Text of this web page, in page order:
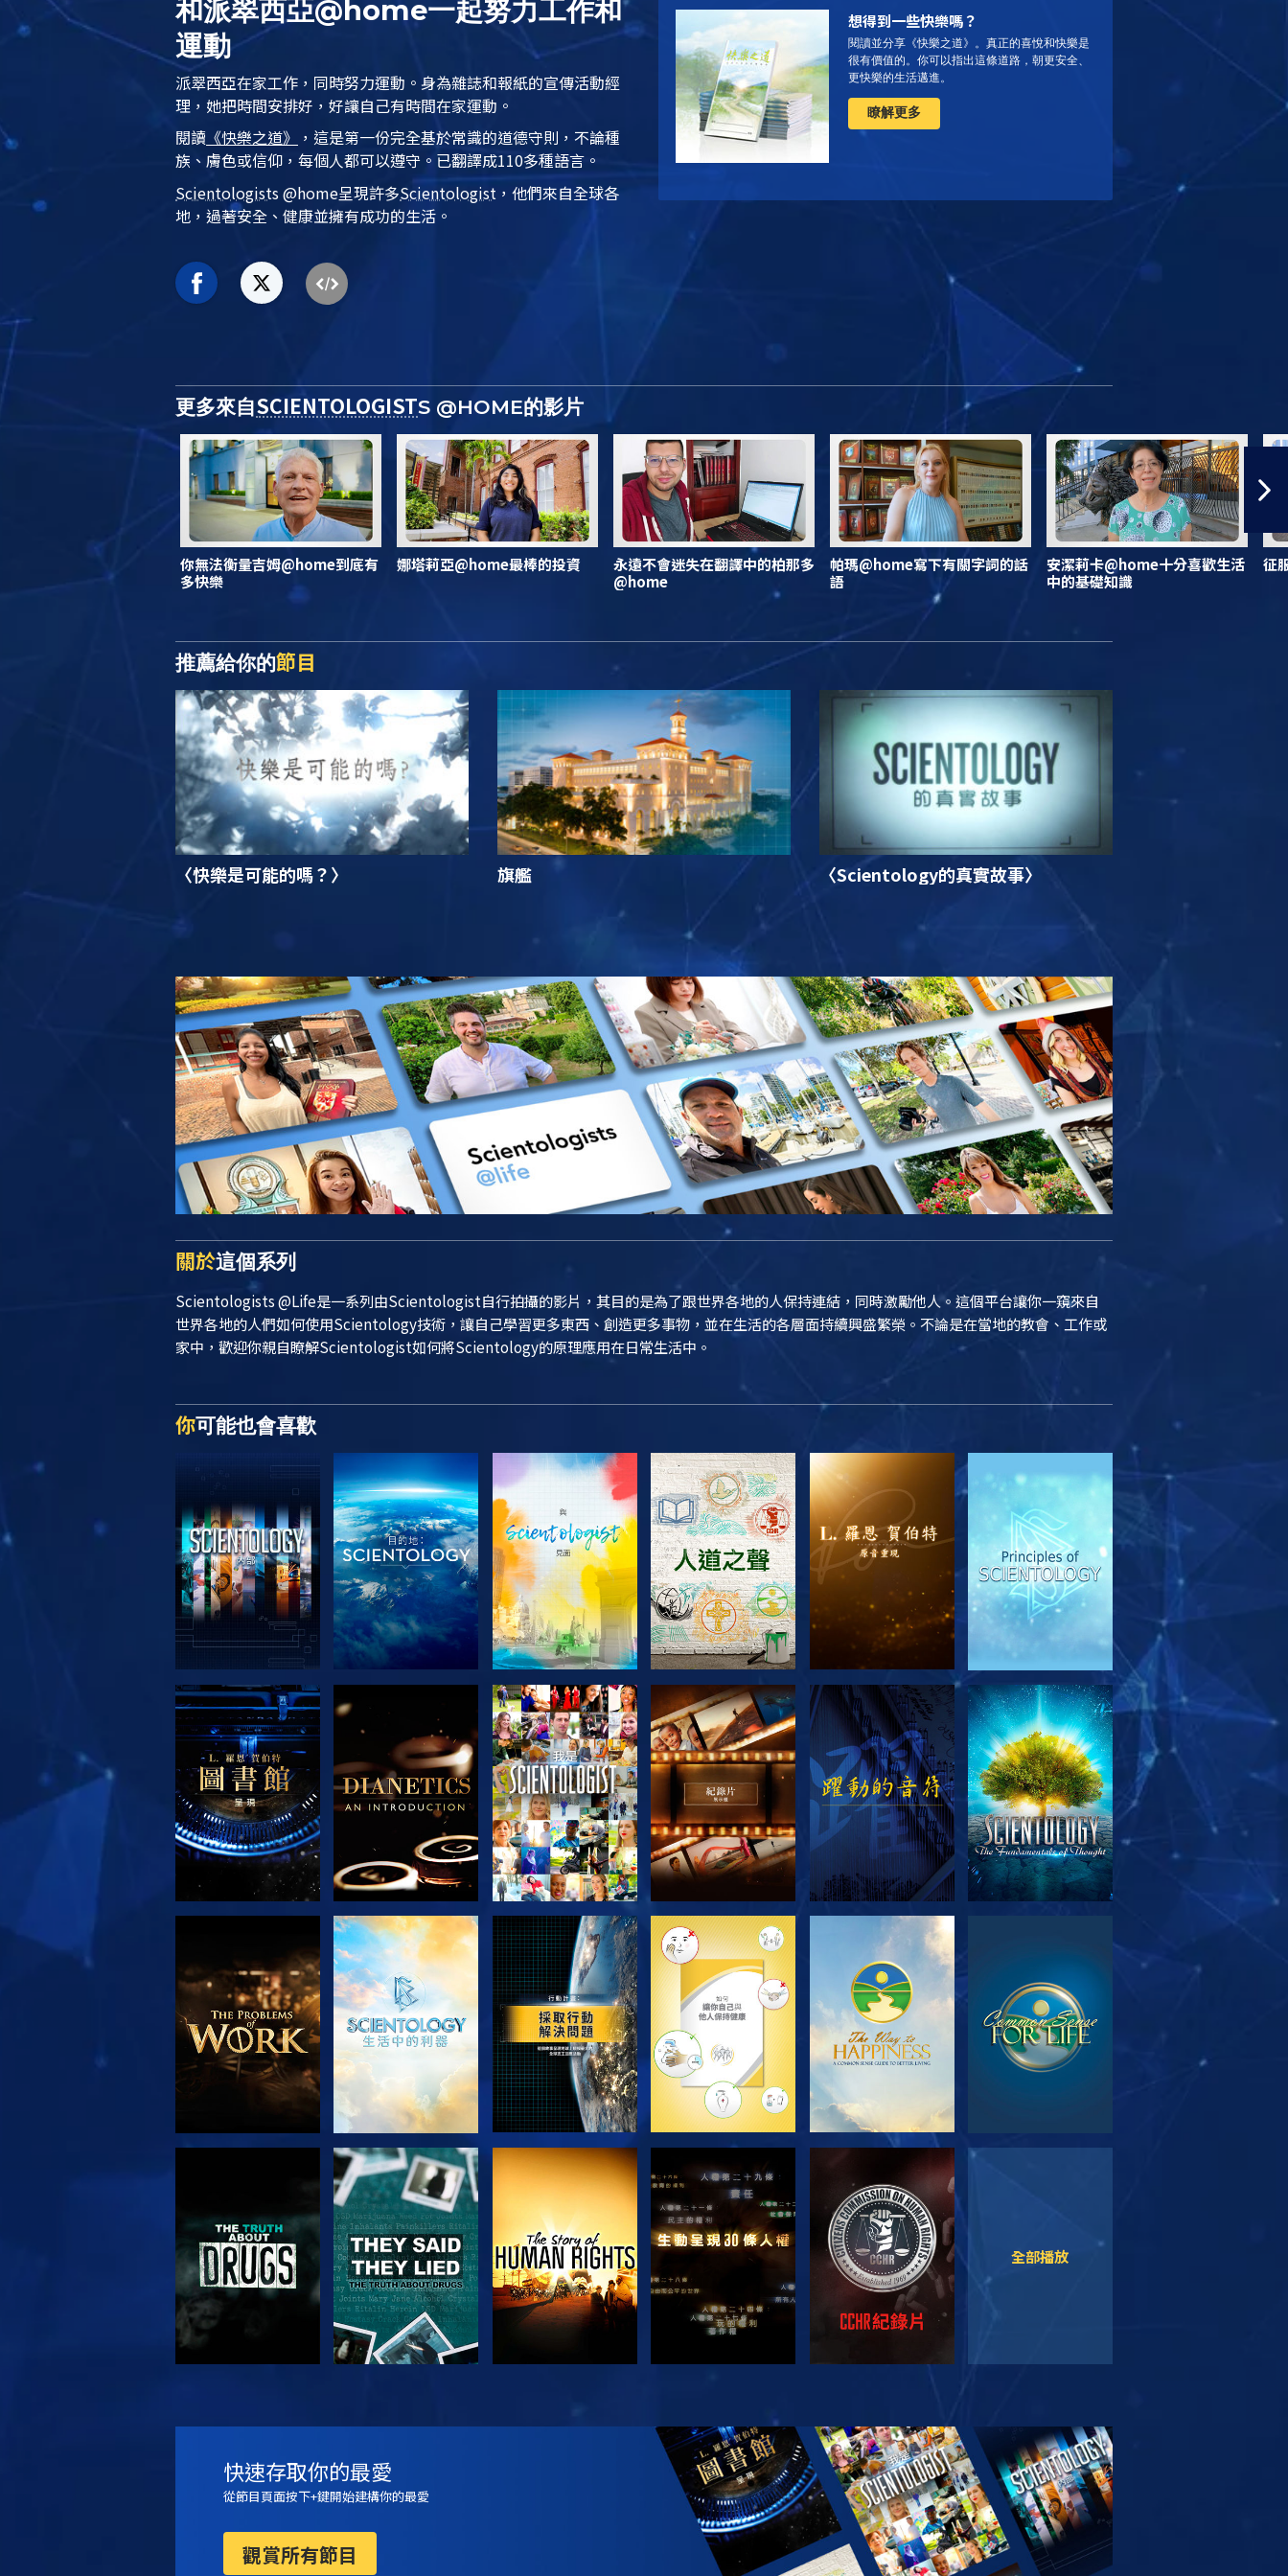
和派翠西亞@home一起努力工作和
運動
派翠西亞在家工作，同時努力運動 。身為雜誌和報紙的宣傳活動經
理，她把時間安排好，好讓自己有時間在家運動。
閱讀 《快樂之道》 ，這是第一份完全基於常識的道德守則，不論種
族、膚色或信仰，每個人都可以遵守。已翻譯成110多種語言。
Scientologists @home呈現許多Scientologist ，他們來自全球各
地，過著安全、健康並擁有成功的生活。
想得到一些快樂嗎？
閱讀並分享《快樂之道》。 真正的喜悅和快樂是
很有價值的。你可以指出這條道路，朝更安全、
更快樂的生活邁進。
瞭解更多
更多來自SCIENTOLOGISTS @HOME的影片
你無法衡量吉姆@home到底有
多快樂
娜塔莉亞@home最棒的投資
永遠不會迷失在翻譯中的柏那多
@home
帕瑪@home寫下有關字詞的話
語
安潔莉卡@home十分喜歡生活
中的基礎知識
征
推薦給你的節目
〈快樂是可能的嗎？〉 旗艦 〈Scientology的真實故事〉
關於這個系列
Scientologists @Life是一系列由Scientologist自行拍攝的影片，其目的是為了跟世界各地的人保持連結，同時激勵他人。這個平台讓你一窺來自
世界各地的人們如何使用Scientology技術，讓自己學習更多東西、創造更多事物，並在生活的各層面持續興盛繁榮。不論是在當地的教會、工作或
家中，歡迎你親自瞭解Scientologist如何將Scientology的原理應用在日常生活中。
你可能也會喜歡
探索系列節目 探索系列節目 探索系列節目 探索系列節目 探索系列節目 觀看
探索系列節目 觀看 探索系列節目 探索系列節目 探索系列節目
觀看 觀看 觀看 觀看
觀看 探索系列節目
全部播放
快速存取你的最愛
從節目頁面按下+鍵開始建構你的最愛
觀賞所有節目